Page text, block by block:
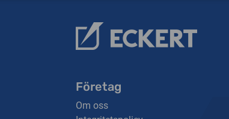
Företag
Om oss